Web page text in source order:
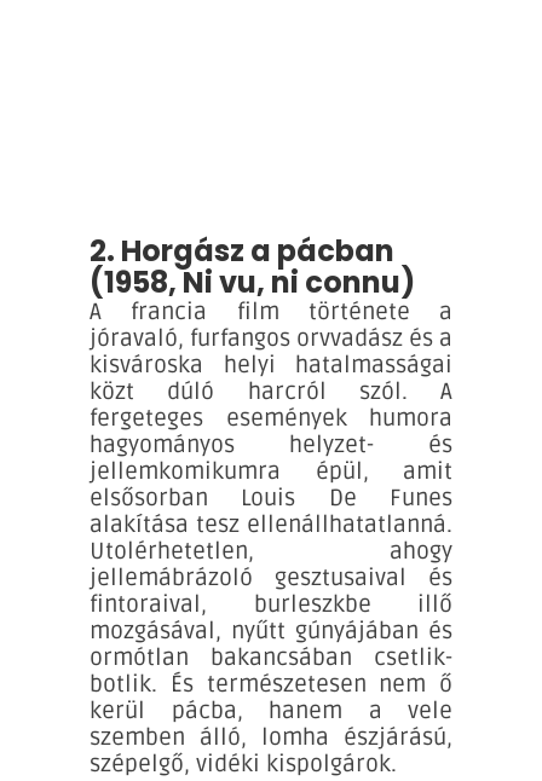
2. Horgász a pácban
(1958, Ni vu, ni connu)
A francia film története a
jóravaló, furfangos orvvadász és a
kisvároska helyi hatalmasságai
közt dúló harcról szól. A
fergeteges események humora
hagyományos helyzet- és
jellemkomikumra épül, amit
elsősorban Louis De Funes
alakítása tesz ellenállhatatlanná.
Utolérhetetlen, ahogy
jellemábrázoló gesztusaival és
fintoraival, burleszkbe illő
mozgásával, nyűtt gúnyájában és
ormótlan bakancsában csetlik-
botlik. És természetesen nem ő
kerül pácba, hanem a vele
szemben álló, lomha észjárású,
szépelgő, vidéki kispolgárok.